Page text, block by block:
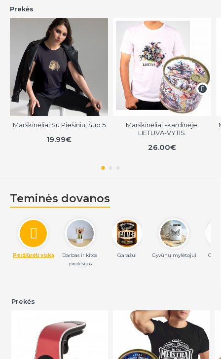
Prekės
Marškinėliai Su Piešiniu, Šuo 5
19.99€
Marškinėliai skardinėje.
LIETUVA-VYTIS.
26.00€
Teminės dovanos
Darbas ir kitos
profesijos
Garažui Gyvūnų mylėtojui
Peržiūrėti viską
Prekės